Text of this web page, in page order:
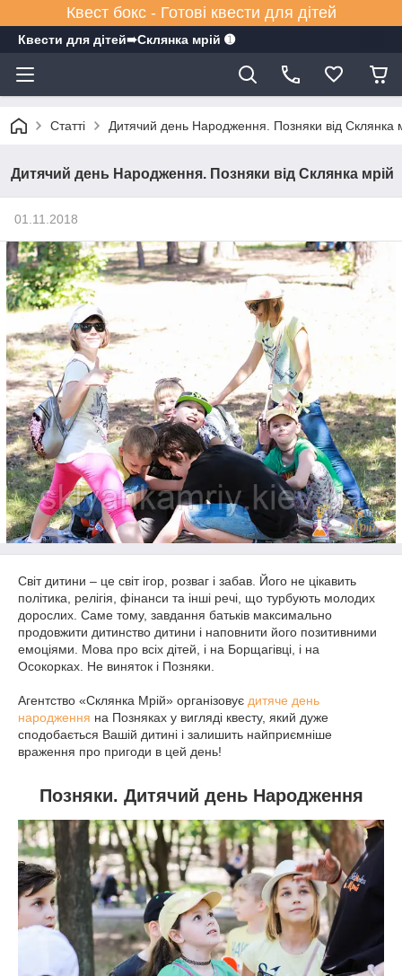
Квест бокс - Готові квести для дітей
Квести для дітей➠Склянка мрiй ➊
Статті Дитячий день Народження. Позняки від Склянка
Дитячий день Народження. Позняки від Склянка мрій
01.11.2018
Світ дитини – це світ ігор, розваг і забав. Його не цікавить
політика, релігія, фінанси та інші речі, що турбують молодих
дорослих. Саме тому, завдання батьків максимально
продовжити дитинство дитини і наповнити його позитивними
емоціями. Мова про всіх дітей, і на Борщагівці, і на
Осокорках. Не виняток і Позняки.
Агентство «Склянка Мрій» організовує дитяче день
народження на Позняках у вигляді квесту, який дуже
сподобається Вашій дитині і залишить найприємніше
враження про пригоди в цей день!
Позняки. Дитячий день Народження